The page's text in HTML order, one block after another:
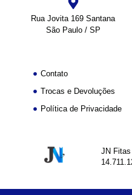
Rua Jovita 169 Santana
São Paulo / SP
Contato
Trocas e Devoluções
Política de Privacidade
JN